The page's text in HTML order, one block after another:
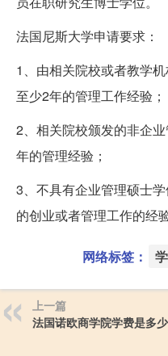
法国尼斯大学申请要求：
1、由相关院校或者教学
至少2年的管理工作经验；
2、相关院校颁发的非企
年的管理经验；
3、不具有企业管理硕士
的创业或者管理工作的经验
网络标签：
上一篇
法国诺欧商学院学费是多少